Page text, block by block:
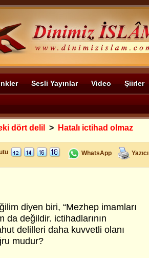
Sesli Yayınlar Video Şiirler
dört delil > Hatalı ictihad olmaz
WhatsApp Yazıcı
diyen biri, “Mezhep imamları
değildir. ictihadlarının
delilleri daha kuvvetli olanı
mudur?